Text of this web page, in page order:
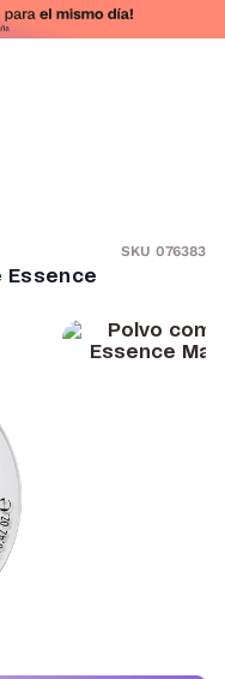
SKU 076383
Essence